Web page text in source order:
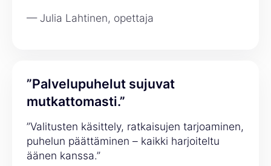
— Julia Lahtinen, opettaja
”Palvelupuhelut sujuvat
mutkattomasti.”
”Valitusten käsittely, ratkaisujen tarjoaminen,
puhelun päättäminen – kaikki harjoiteltu
äänen kanssa.”